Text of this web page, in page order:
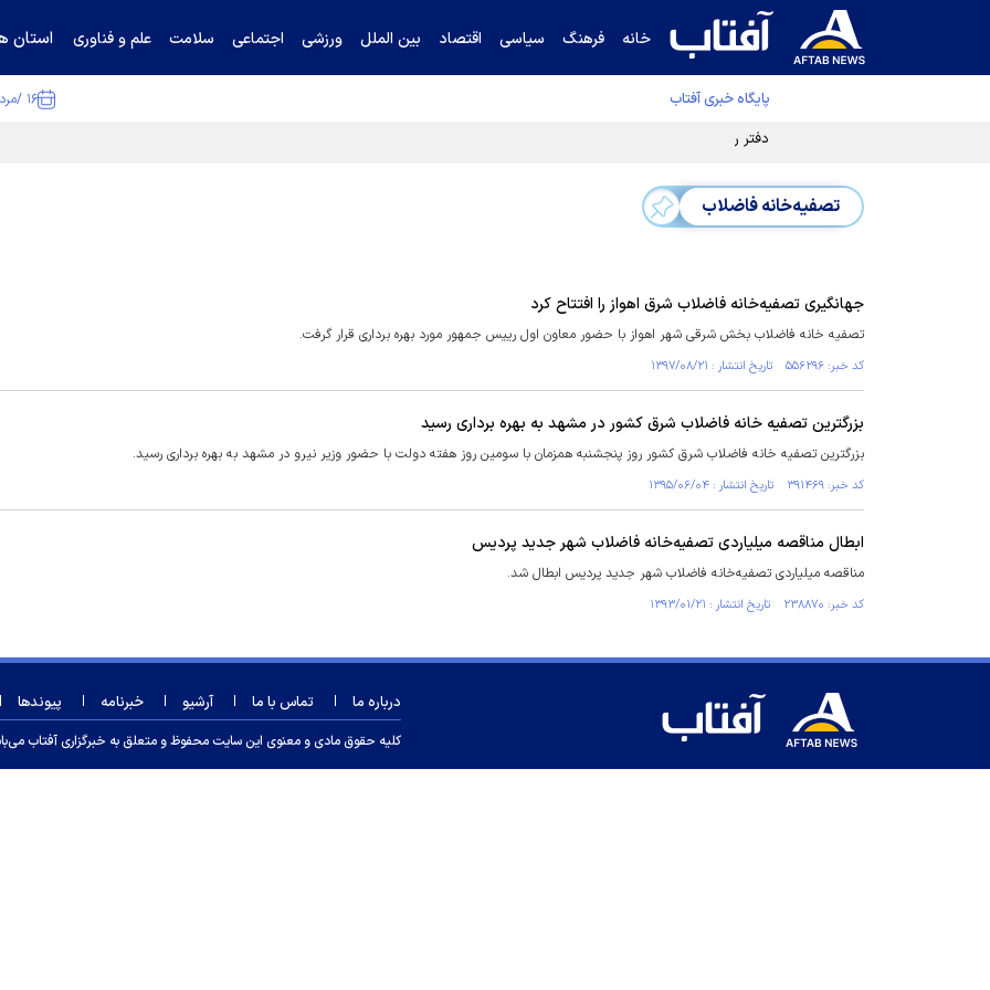
خانه فرهنگ سیاسی اقتصاد بین الملل ورزشی اجتماعی سلامت علم و فناوری استان
پایگاه خبری آفتاب ۱۶ /مرداد /۱۴۰۵
دفتر رهبر انقلاب ادعای خرازی درباره پزشکیان را تکذیب کرد
تصفیه‌خانه فاضلاب
جهانگیری تصفیه‌خانه فاضلاب شرق اهواز را افتتاح کرد
تصفیه خانه فاضلاب بخش شرقی شهر اهواز با حضور معاون اول رییس جمهور مورد بهره برداری قرار گرفت.
کد خبر: ۵۵۶۲۹۶ تاریخ انتشار : ۱۳۹۷/۰۸/۲۱
بزرگترین تصفیه خانه فاضلاب شرق کشور در مشهد به بهره برداری رسید
بزرگترین تصفیه خانه فاضلاب شرق کشور روز پنجشنبه همزمان با سومین روز هفته دولت با حضور وزیر نیرو در مشهد به بهره برداری رسید.
کد خبر: ۳۹۱۴۶۹ تاریخ انتشار : ۱۳۹۵/۰۶/۰۴
ابطال مناقصه میلیاردی تصفیه‌خانه فاضلاب شهر جدید پردیس
مناقصه میلیاردی تصفیه‌خانه فاضلاب شهر جدید پردیس ابطال شد.
کد خبر: ۲۳۸۸۷۰ تاریخ انتشار : ۱۳۹۳/۰۱/۲۱
درباره ما تماس با ما آرشیو خبرنامه پیوندها
کلیه حقوق مادی و معنوی این سایت محفوظ و متعلق به خبرگزاری آفتاب